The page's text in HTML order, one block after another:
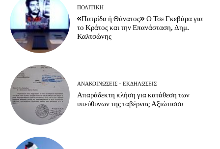
ΠΟΛΙΤΙΚΗ
«Πατρίδα ή Θάνατος» Ο Τσε Γκεβάρα για
το Κράτος και την Επανάσταση, Δημ.
Καλτσώνης
ΑΝΑΚΟΙΝΩΣΕΙΣ - ΕΚΔΗΛΩΣΕΙΣ
Απαράδεκτη κλήση για κατάθεση των
υπεύθυνων της ταβέρνας Αξιώτισσα